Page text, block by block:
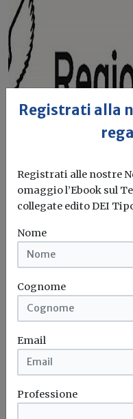
Piani
novità in Friuli
Redazione Build
La Giunta regionale ha
per l'attuazione e...
Registrati alla
Registrati alle nostre
omaggio l’Ebook sul
collegate edito DEI
Nome
Cognome
Email
Professione